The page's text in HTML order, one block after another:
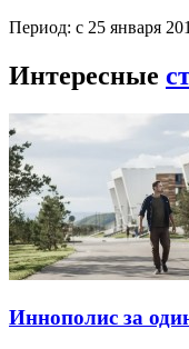
Период: с 25 января
Интересные
Иннополис за